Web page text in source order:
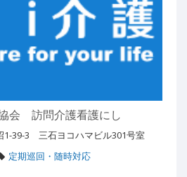
会 訪問介護看護にし
1-39-3 三石ヨコハマビル301号室
定期巡回・随時対応